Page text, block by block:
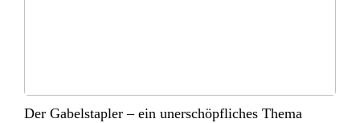
Der Gabelstapler – ein unerschöpfliches Thema